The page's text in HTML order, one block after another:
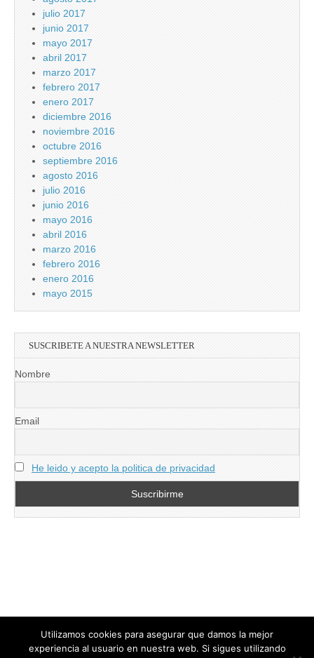
julio 2017
junio 2017
mayo 2017
abril 2017
marzo 2017
febrero 2017
enero 2017
diciembre 2016
noviembre 2016
octubre 2016
septiembre 2016
agosto 2016
julio 2016
junio 2016
mayo 2016
abril 2016
marzo 2016
febrero 2016
enero 2016
mayo 2015
SUSCRIBETE A NUESTRA NEWSLETTER
Nombre
Email
He leido y acepto la politica de privacidad
Utilizamos cookies para asegurar que damos la mejor
experiencia al usuario en nuestra web. Si sigues utilizando